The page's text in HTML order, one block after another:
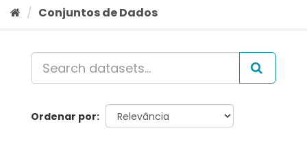
Conjuntos de Dados
Ordenar por